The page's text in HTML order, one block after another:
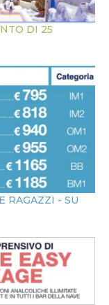
DI 25
RAGAZZI - SU